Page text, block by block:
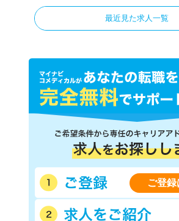
最近見た求人一覧
ご登録